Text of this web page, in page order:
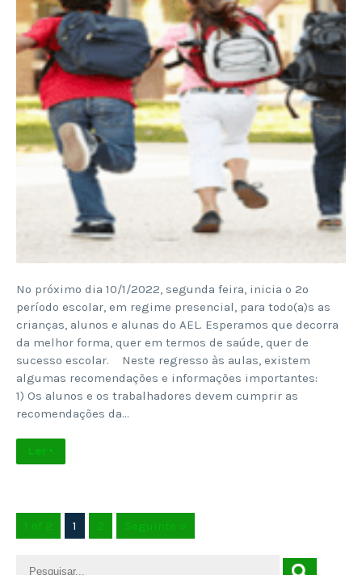
No próximo dia 10/1/2022, segunda feira, inicia o 2º
período escolar, em regime presencial, para todo(a)s as
crianças, alunos e alunas do AEL. Esperamos que decorra
da melhor forma, quer em termos de saúde, quer de
sucesso escolar. Neste regresso às aulas, existem
algumas recomendações e informações importantes:
1) Os alunos e os trabalhadores devem cumprir as
recomendações da…
Ler +
1 of 2 1 2 Seguinte »